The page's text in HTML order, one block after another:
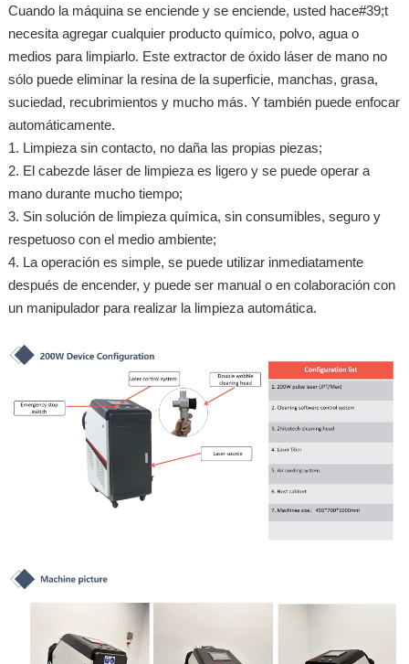
Cuando la máquina se enciende y se enciende, usted hace#39;t
necesita agregar cualquier producto químico, polvo, agua o
medios para limpiarlo. Este extractor de óxido láser de mano no
sólo puede eliminar la resina de la superficie, manchas, grasa,
suciedad, recubrimientos y mucho más. Y también puede enfocar
automáticamente.
1. Limpieza sin contacto, no daña las propias piezas;
2. El cabezde láser de limpieza es ligero y se puede operar a
mano durante mucho tiempo;
3. Sin solución de limpieza química, sin consumibles, seguro y
respetuoso con el medio ambiente;
4. La operación es simple, se puede utilizar inmediatamente
después de encender, y puede ser manual o en colaboración con
un manipulador para realizar la limpieza automática.